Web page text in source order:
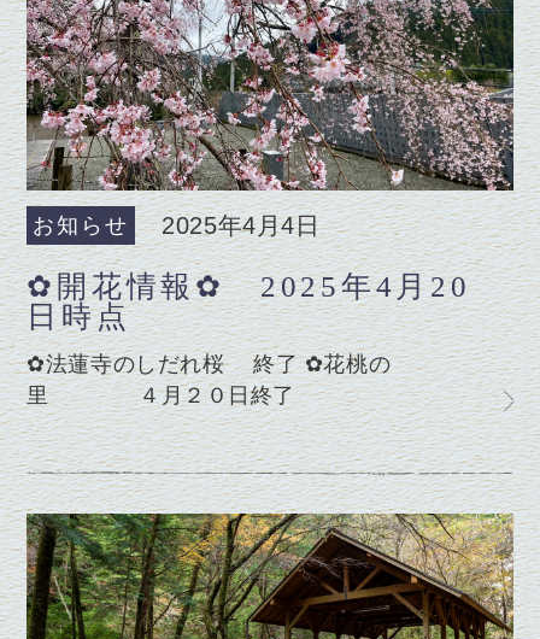
お知らせ 2025年4月4日
✿開花情報✿ 2025年4月20
日時点
✿法蓮寺のしだれ桜 終了 ✿花桃の
里 ４月２０日終了